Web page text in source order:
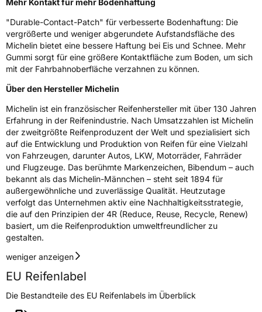
Ferrand Frankreich, contact@tc.michelin.eu
Mehr Kontakt für mehr Bodenhaftung
"Durable-Contact-Patch" für verbesserte Bodenhaftung: Die
vergrößerte und weniger abgerundete Aufstandsfläche des
Michelin bietet eine bessere Haftung bei Eis und Schnee. Mehr
Gummi sorgt für eine größere Kontaktfläche zum Boden, um sich
mit der Fahrbahnoberfläche verzahnen zu können.
Über den Hersteller Michelin
Michelin ist ein französischer Reifenhersteller mit über 130 Jahren
Erfahrung in der Reifenindustrie. Nach Umsatzzahlen ist Michelin
der zweitgrößte Reifenproduzent der Welt und spezialisiert sich
auf die Entwicklung und Produktion von Reifen für eine Vielzahl
von Fahrzeugen, darunter Autos, LKW, Motorräder, Fahrräder
und Flugzeuge. Das berühmte Markenzeichen, Bibendum – auch
bekannt als das Michelin-Männchen – steht seit 1894 für
außergewöhnliche und zuverlässige Qualität. Heutzutage
verfolgt das Unternehmen aktiv eine Nachhaltigkeitsstrategie,
die auf den Prinzipien der 4R (Reduce, Reuse, Recycle, Renew)
basiert, um die Reifenproduktion umweltfreundlicher zu
gestalten.
weniger anzeigen
EU Reifenlabel
Die Bestandteile des EU Reifenlabels im Überblick